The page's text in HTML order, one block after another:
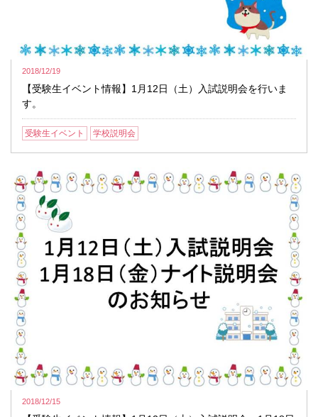
2018/12/19
【受験生イベント情報】1月12日（土）入試説明会を行いま
す。
受験生イベント 学校説明会
2018/12/15